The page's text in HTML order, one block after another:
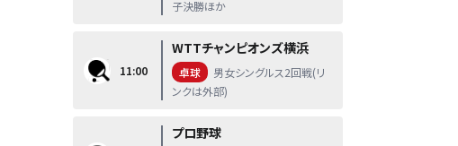
子決勝ほか
11:00
WTTチャンピオンズ横浜
卓球
男女シングルス2回戦(リ
ンクは外部)
プロ野球